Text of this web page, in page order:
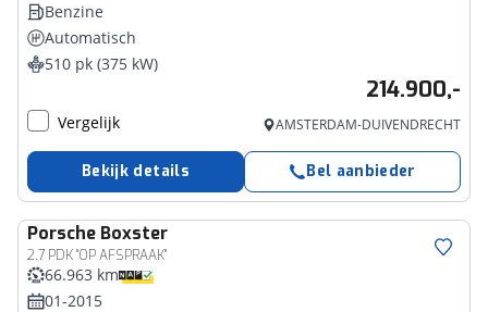
Benzine
Automatisch
510 pk (375 kW)
214.900,-
Vergelijk AMSTERDAM-DUIVENDRECHT
Bekijk details Bel aanbieder
Porsche Boxster
2.7 PDK ''OP AFSPRAAK''
66.963 km
01-2015